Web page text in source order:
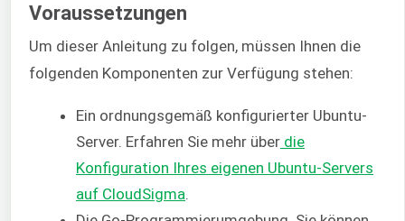
Voraussetzungen
Um dieser Anleitung zu folgen, müssen Ihnen die
folgenden Komponenten zur Verfügung stehen:
Ein ordnungsgemäß konfigurierter Ubuntu-
Server. Erfahren Sie mehr über die
Konfiguration Ihres eigenen Ubuntu-Servers
auf CloudSigma.